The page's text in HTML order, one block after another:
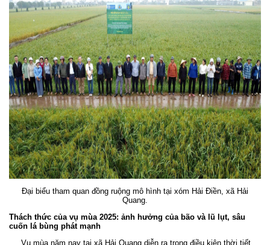
Đại biểu tham quan đồng ruộng mô hình tại xóm Hải Điền, xã Hải
Quang.
Thách thức của vụ mùa 2025: ảnh hưởng của bão và lũ lụt, sâu
cuốn lá bùng phát mạnh
Vụ mùa năm nay tại xã Hải Quang diễn ra trong điều kiện thời tiết